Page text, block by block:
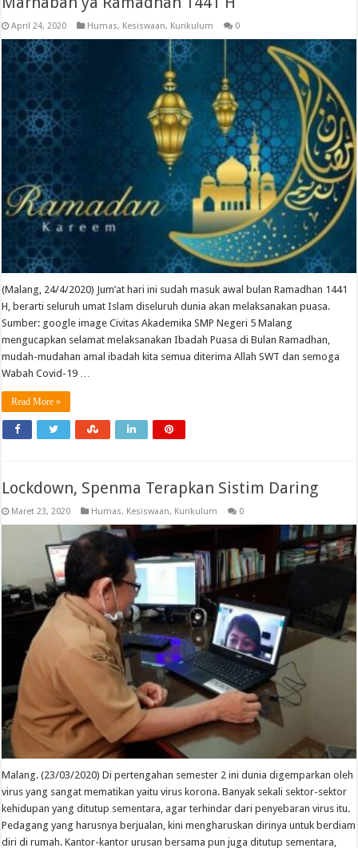
April 24, 2020 Humas, Kesiswaan, Kurikulum 0
(Malang, 24/4/2020) Jum’at hari ini sudah masuk awal bulan Ramadhan 1441
H, berarti seluruh umat Islam diseluruh dunia akan melaksanakan puasa.
Sumber: google image Civitas Akademika SMP Negeri 5 Malang
mengucapkan selamat melaksanakan Ibadah Puasa di Bulan Ramadhan,
mudah-mudahan amal ibadah kita semua diterima Allah SWT dan semoga
Wabah Covid-19 …
Read More »
Lockdown, Spenma Terapkan Sistim Daring
Maret 23, 2020 Humas, Kesiswaan, Kurikulum 0
Malang. (23/03/2020) Di pertengahan semester 2 ini dunia digemparkan oleh
virus yang sangat mematikan yaitu virus korona. Banyak sekali sektor-sektor
kehidupan yang ditutup sementara, agar terhindar dari penyebaran virus itu.
Pedagang yang harusnya berjualan, kini mengharuskan dirinya untuk berdiam
diri di rumah. Kantor-kantor urusan bersama pun juga ditutup sementara,